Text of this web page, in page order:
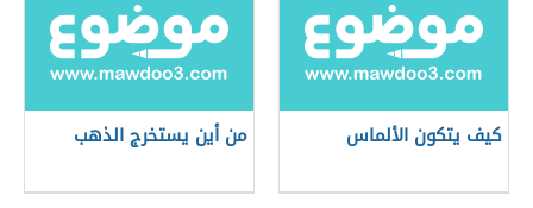
كيف يتكون الألماس من أين يستخرج الذهب